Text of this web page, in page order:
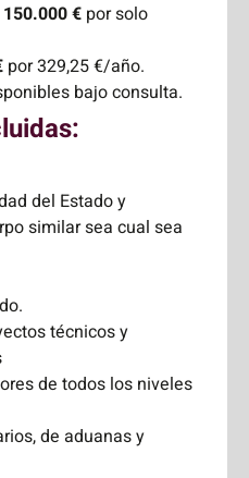
€ por solo
por 329,25 €/año.
bajo consulta.
del Estado y
similar sea cual sea
técnicos y
de todos los niveles
de aduanas y